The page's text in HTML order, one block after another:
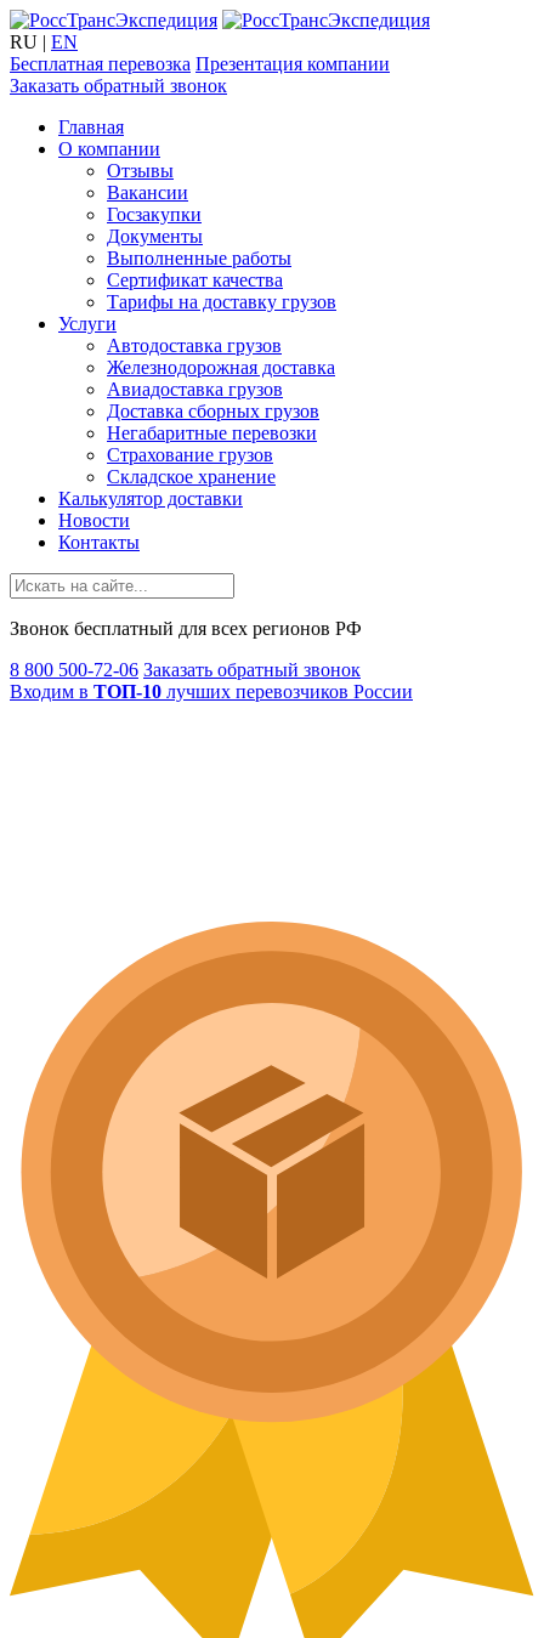
RU | EN
Бесплатная перевозка Презентация компании
Заказать обратный звонок
Главная
О компании
Отзывы
Вакансии
Госзакупки
Документы
Выполненные работы
Сертификат качества
Тарифы на доставку грузов
Услуги
Автодоставка грузов
Железнодорожная доставка
Авиадоставка грузов
Доставка сборных грузов
Негабаритные перевозки
Страхование грузов
Складское хранение
Калькулятор доставки
Новости
Контакты
Звонок бесплатный для всех регионов РФ
8 800 500-72-06 Заказать обратный звонок
Входим в ТОП-10 лучших перевозчиков России